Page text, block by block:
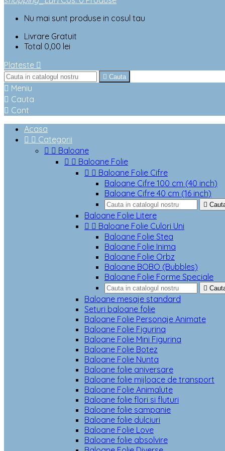
Nu mai sunt produse in cosul tau
Livrare Gratuit
Total 0,00 lei
Plateste 
 Cauta
 Meniu
 Cauta
 Cont
Acasa
  Categorii
  Baloane
  Baloane Folie
  Baloane Folie Cifre
Baloane Cifre 100 cm (40 inch)
Baloane Cifre 40 cm (16 inch)

Baloane Folie Litere
  Baloane Folie Culori Uni
Baloane Folie Stea
Baloane Folie Inima
Baloane Folie Orbz
Baloane BOBO (Bubbles)
Baloane Folie Forme Speciale

Baloane mesaje standard
Seturi baloane folie
Baloane Folie Personaje Animate
Baloane Folie Figurina
Baloane Folie Mini Figurina
Baloane Folie Botez
Baloane Folie Nunta
Baloane folie aniversare
Baloane folie mijloace de transport
Baloane Folie Animalute
Baloane folie flori si fluturi
Baloane folie sampanie
Baloane folie dulciuri
Baloane Folie Love
Baloane folie absolvire